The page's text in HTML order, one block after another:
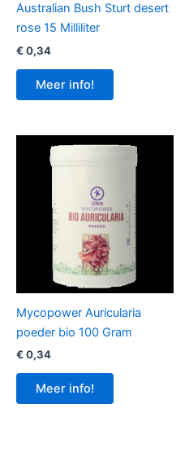
Australian Bush Sturt desert
rose 15 Milliliter
€ 0,34
Meer info!
Mycopower Auricularia
poeder bio 100 Gram
€ 0,34
Meer info!